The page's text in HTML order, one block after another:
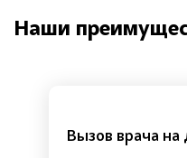
Наши
Вызов врача на